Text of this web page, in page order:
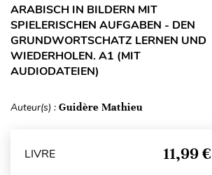
ARABISCH IN BILDERN MIT
SPIELERISCHEN AUFGABEN - DEN
GRUNDWORTSCHATZ LERNEN UND
WIEDERHOLEN. A1 (MIT
AUDIODATEIEN)
Auteur(s) : Guidère Mathieu
LIVRE 11,99 €